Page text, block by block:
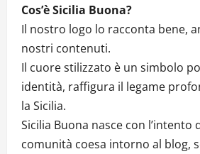
Cos’è Sicilia Buona?
Il nostro logo lo racconta bene,
nostri contenuti.
Il cuore stilizzato è un simbolo
identità, raffigura il legame
la Sicilia.
Sicilia Buona nasce con l’intento
comunità coesa intorno al blog,